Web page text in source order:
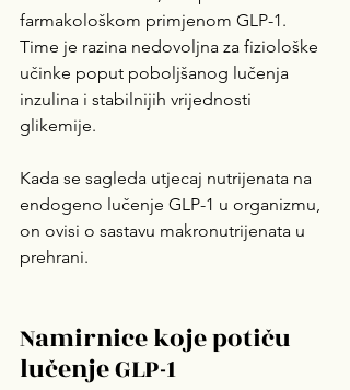
farmakološkom primjenom GLP-1.
Time je razina nedovoljna za fiziološke
učinke poput poboljšanog lučenja
inzulina i stabilnijih vrijednosti
glikemije.
Kada se sagleda utjecaj nutrijenata na
endogeno lučenje GLP-1 u organizmu,
on ovisi o sastavu makronutrijenata u
prehrani.
Namirnice koje potiču
lučenje GLP-1